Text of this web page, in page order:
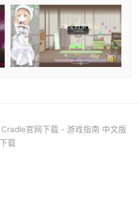
官网下载 - 游戏指南 中文版
下载